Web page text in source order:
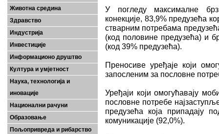
Животна средина
Здравство
Индустрија
Инвестиције
Информационо друштво
Култура и умјетност
Наука, технологија и
иновације
Национални рачуни
Образовање
Пољопривреда и рибарство
У погледу максималне
конекције, 83,9% предузећа
стварним потребама
(код половине предузећа) и
(код 39% предузећа).
Преносиве уређаје који
запосленим за пословне
Уређаји који омогућавају
пословне потребе
предузећа која припадају
комуникације (92,0%).